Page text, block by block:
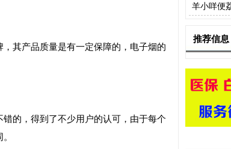
其产品质量是有一定保障的，电子烟的
的，得到了不少用户的认可，由于每个
羊小咩便
推荐信息